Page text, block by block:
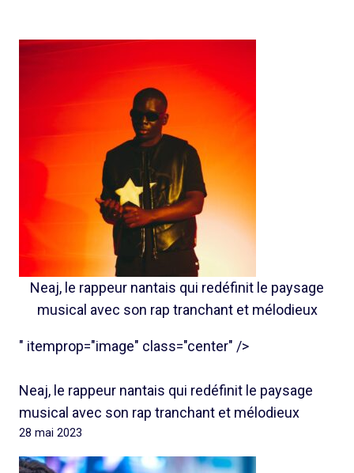
Neaj, le rappeur nantais qui redéfinit le paysage
musical avec son rap tranchant et mélodieux
" itemprop="image" class="center" />
Neaj, le rappeur nantais qui redéfinit le paysage
musical avec son rap tranchant et mélodieux
28 mai 2023